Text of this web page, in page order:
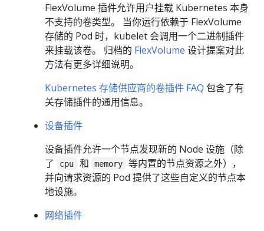
FlexVolume 插件允许用户挂载 Kubernetes 本身
不支持的卷类型。 当你运行依赖于 FlexVolume
存储的 Pod 时，kubelet 会调用一个二进制插件
来挂载该卷。 归档的 FlexVolume 设计提案对此
方法有更多详细说明。
Kubernetes 存储供应商的卷插件 FAQ 包含了有
关存储插件的通用信息。
设备插件
设备插件允许一个节点发现新的 Node 设施（除
了
cpu 和 memory
等内置的节点资源之外），
并向请求资源的 Pod 提供了这些自定义的节点本
地设施。
网络插件